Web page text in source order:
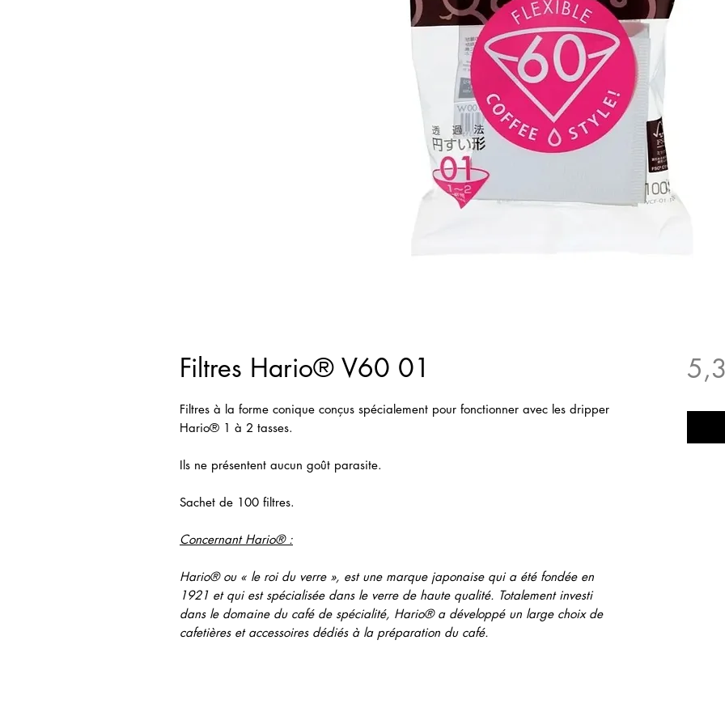
Filtres Hario® V60 01
Filtres à la forme conique conçus spécialement pour fonctionner avec les dripper
Hario® 1 à 2 tasses.
Ils ne présentent aucun goût parasite.
Sachet de 100 filtres.
Concernant Hario® :
Hario® ou « le roi du verre », est une marque japonaise qui a été fondée en
1921 et qui est spécialisée dans le verre de haute qualité. Totalement investi
dans le domaine du café de spécialité, Hario® a développé un large choix de
cafetières et accessoires dédiés à la préparation du café.